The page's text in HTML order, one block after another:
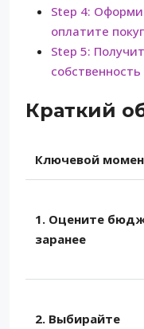
Step 4:
оплатите
Step 5:
собственность
Краткий
Ключевой
1. Оцените
заранее
2. Выбирайте